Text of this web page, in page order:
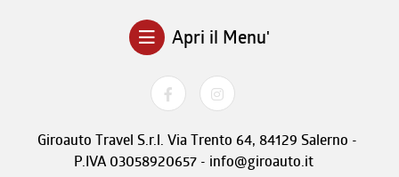
Apri il Menu'
Giroauto Travel S.r.l. Via Trento 64, 84129 Salerno -
P.IVA 03058920657 - info@giroauto.it